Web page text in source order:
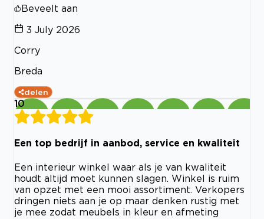
Beveelt aan
3 July 2026
Corry
Breda
delen
10
Een top bedrijf in aanbod, service en kwaliteit
Een interieur winkel waar als je van kwaliteit
houdt altijd moet kunnen slagen. Winkel is ruim
van opzet met een mooi assortiment. Verkopers
dringen niets aan je op maar denken rustig met
je mee zodat meubels in kleur en afmeting